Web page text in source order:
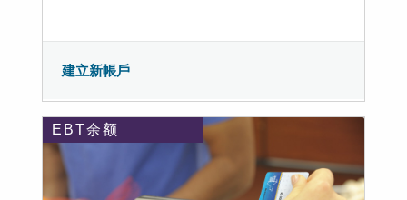
建立新帳戶
EBT余额